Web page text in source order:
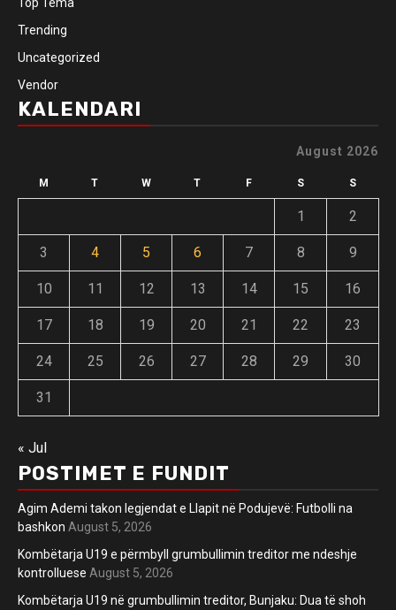
Top Tema
Trending
Uncategorized
Vendor
KALENDARI
August 2026
M T W T F S S
1 2
3 4 5 6 7 8 9
10 11 12 13 14 15 16
17 18 19 20 21 22 23
24 25 26 27 28 29 30
31
« Jul
POSTIMET E FUNDIT
Agim Ademi takon legjendat e Llapit në Podujevë: Futbolli na
bashkon August 5, 2026
Kombëtarja U19 e përmbyll grumbullimin treditor me ndeshje
kontrolluese August 5, 2026
Kombëtarja U19 në grumbullimin treditor, Bunjaku: Dua të shoh